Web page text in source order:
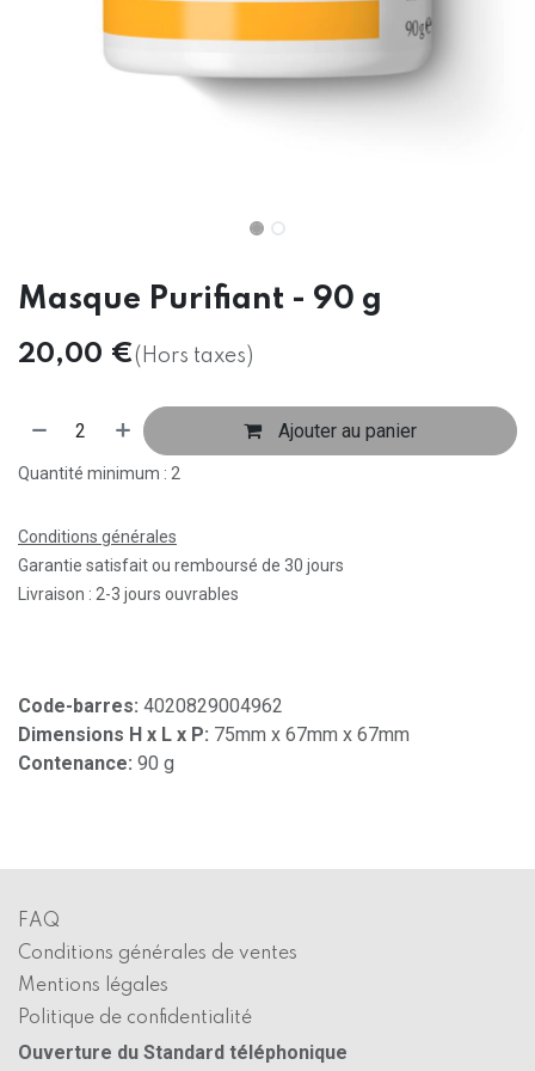
Masque Purifiant - 90 g
20,00 €(Hors taxes)
Ajouter au panier
Quantité minimum : 2
Conditions générales
Garantie satisfait ou remboursé de 30 jours
Livraison : 2-3 jours ouvrables
Code-barres: 4020829004962
Dimensions H x L x P: 75mm x 67mm x 67mm
Contenance: 90 g
FAQ
Conditions générales de ventes
Mentions légales
Politique de confidentialité
Ouverture du Standard téléphonique